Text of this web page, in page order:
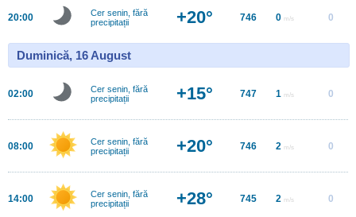
20:00
Cer senin, fără
precipitații
+20° 746 0 m/s 0
Duminică, 16 August
02:00
Cer senin, fără
precipitații
+15° 747 1 m/s 0
08:00
Cer senin, fără
precipitații
+20° 746 2 m/s 0
14:00
Cer senin, fără
precipitații
+28° 745 2 m/s 0